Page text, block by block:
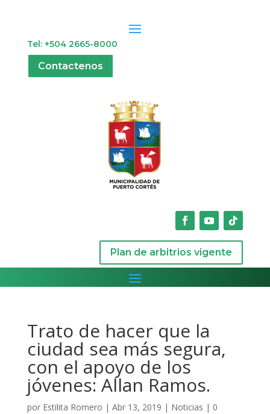
Tel: +504 2665-8000
Contactenos
Plan de arbitrios vigente
Trato de hacer que la
ciudad sea más segura,
con el apoyo de los
jóvenes: Allan Ramos.
por Estilita Romero | Abr 13, 2019 | Noticias | 0